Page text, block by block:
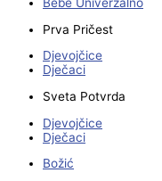
Prva Pričest
Djevojčice
Dječaci
Sveta Potvrda
Djevojčice
Dječaci
Božić